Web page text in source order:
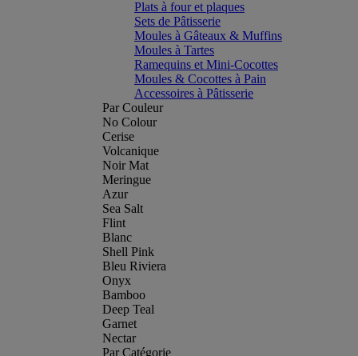
Plats à four et plaques
Sets de Pâtisserie
Moules à Gâteaux & Muffins
Moules à Tartes
Ramequins et Mini-Cocottes
Moules & Cocottes à Pain
Accessoires à Pâtisserie
Par Couleur
No Colour
Cerise
Volcanique
Noir Mat
Meringue
Azur
Sea Salt
Flint
Blanc
Shell Pink
Bleu Riviera
Onyx
Bamboo
Deep Teal
Garnet
Nectar
Par Catégorie